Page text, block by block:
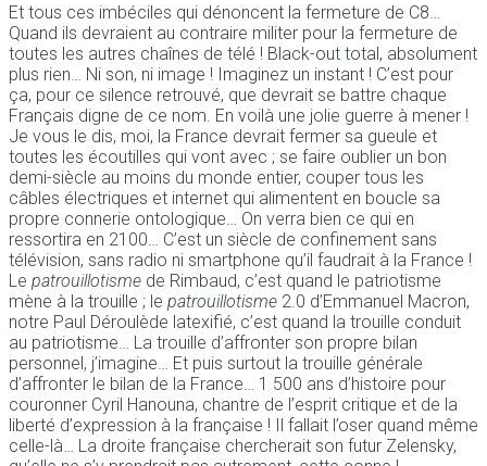
Et tous ces imbéciles qui dénoncent la fermeture de C8…
Quand ils devraient au contraire militer pour la fermeture de
toutes les autres chaînes de télé ! Black-out total, absolument
plus rien… Ni son, ni image ! Imaginez un instant ! C’est pour
ça, pour ce silence retrouvé, que devrait se battre chaque
Français digne de ce nom. En voilà une jolie guerre à mener !
Je vous le dis, moi, la France devrait fermer sa gueule et
toutes les écoutilles qui vont avec ; se faire oublier un bon
demi-siècle au moins du monde entier, couper tous les
câbles électriques et internet qui alimentent en boucle sa
propre connerie ontologique… On verra bien ce qui en
ressortira en 2100… C’est un siècle de confinement sans
télévision, sans radio ni smartphone qu’il faudrait à la France !
Le patrouillotisme de Rimbaud, c’est quand le patriotisme
mène à la trouille ; le patrouillotisme 2.0 d’Emmanuel Macron,
notre Paul Déroulède latexifié, c’est quand la trouille conduit
au patriotisme… La trouille d’affronter son propre bilan
personnel, j’imagine… Et puis surtout la trouille générale
d’affronter le bilan de la France… 1 500 ans d’histoire pour
couronner Cyril Hanouna, chantre de l’esprit critique et de la
liberté d’expression à la française ! Il fallait l’oser quand même
celle-là… La droite française chercherait son futur Zelensky,